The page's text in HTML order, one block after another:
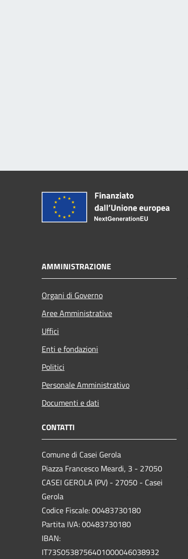
AMMINISTRAZIONE
Organi di Governo
Aree Amministrative
Uffici
Enti e fondazioni
Politici
Personale Amministrativo
Documenti e dati
CONTATTI
Comune di Casei Gerola
Piazza Francesco Meardi, 3 - 27050
CASEI GEROLA (PV) - 27050 - Casei
Gerola
Codice Fiscale: 00483730180
Partita IVA: 00483730180
IBAN:
IT73S0538756401000046038932